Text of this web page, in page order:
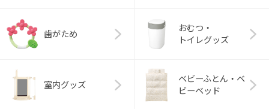
歯がため
おむつ・
トイレグッズ
室内グッズ
ベビーふとん・ベ
ビーベッド